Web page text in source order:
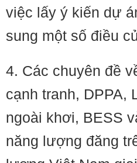
việc lấy ý kiến dự
sung một số điều
4. Các chuyên đề
cạnh tranh, DPPA,
ngoài khơi, BESS
năng lượng đăng